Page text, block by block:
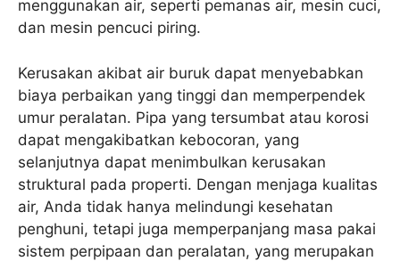
menggunakan air, seperti pemanas air, mesin cuci,
dan mesin pencuci piring.
Kerusakan akibat air buruk dapat menyebabkan
biaya perbaikan yang tinggi dan memperpendek
umur peralatan. Pipa yang tersumbat atau korosi
dapat mengakibatkan kebocoran, yang
selanjutnya dapat menimbulkan kerusakan
struktural pada properti. Dengan menjaga kualitas
air, Anda tidak hanya melindungi kesehatan
penghuni, tetapi juga memperpanjang masa pakai
sistem perpipaan dan peralatan, yang merupakan